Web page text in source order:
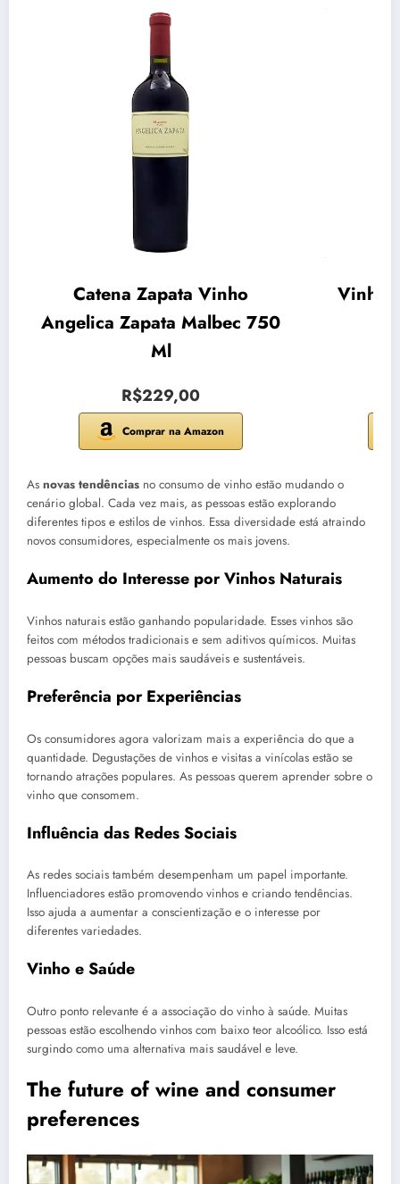
Catena Zapata Vinho
Angelica Zapata Malbec 750
Ml
R$229,00
Comprar na Amazon
Vinho
As novas tendências no consumo de vinho estão mudando o
cenário global. Cada vez mais, as pessoas estão explorando
diferentes tipos e estilos de vinhos. Essa diversidade está atraindo
novos consumidores, especialmente os mais jovens.
Aumento do Interesse por Vinhos Naturais
Vinhos naturais estão ganhando popularidade. Esses vinhos são
feitos com métodos tradicionais e sem aditivos químicos. Muitas
pessoas buscam opções mais saudáveis e sustentáveis.
Preferência por Experiências
Os consumidores agora valorizam mais a experiência do que a
quantidade. Degustações de vinhos e visitas a vinícolas estão se
tornando atrações populares. As pessoas querem aprender sobre o
vinho que consomem.
Influência das Redes Sociais
As redes sociais também desempenham um papel importante.
Influenciadores estão promovendo vinhos e criando tendências.
Isso ajuda a aumentar a conscientização e o interesse por
diferentes variedades.
Vinho e Saúde
Outro ponto relevante é a associação do vinho à saúde. Muitas
pessoas estão escolhendo vinhos com baixo teor alcoólico. Isso está
surgindo como uma alternativa mais saudável e leve.
The future of wine and consumer
preferences